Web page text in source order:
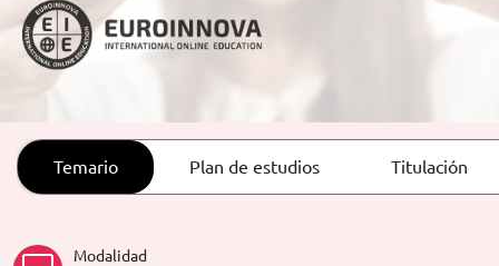
ARTÍCULOS
Temario Plan de estudios Titulación
Modalidad